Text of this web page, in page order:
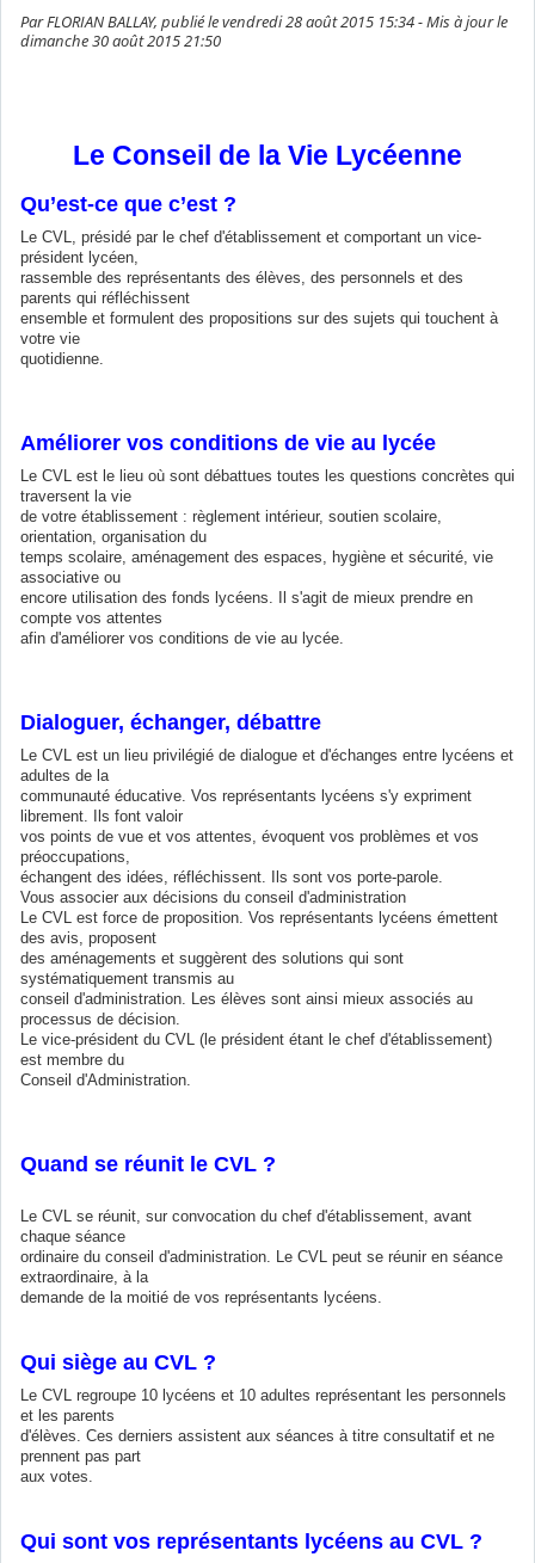
Par FLORIAN BALLAY, publié le vendredi 28 août 2015 15:34 - Mis à jour le
dimanche 30 août 2015 21:50
Le Conseil de la Vie Lycéenne
Qu’est-ce que c’est ?
Le CVL, présidé par le chef d'établissement et comportant un vice-
président lycéen,
rassemble des représentants des élèves, des personnels et des
parents qui réfléchissent
ensemble et formulent des propositions sur des sujets qui touchent à
votre vie
quotidienne.
Améliorer vos conditions de vie au lycée
Le CVL est le lieu où sont débattues toutes les questions concrètes qui
traversent la vie
de votre établissement : règlement intérieur, soutien scolaire,
orientation, organisation du
temps scolaire, aménagement des espaces, hygiène et sécurité, vie
associative ou
encore utilisation des fonds lycéens. Il s'agit de mieux prendre en
compte vos attentes
afin d'améliorer vos conditions de vie au lycée.
Dialoguer, échanger, débattre
Le CVL est un lieu privilégié de dialogue et d'échanges entre lycéens et
adultes de la
communauté éducative. Vos représentants lycéens s'y expriment
librement. Ils font valoir
vos points de vue et vos attentes, évoquent vos problèmes et vos
préoccupations,
échangent des idées, réfléchissent. Ils sont vos porte-parole.
Vous associer aux décisions du conseil d'administration
Le CVL est force de proposition. Vos représentants lycéens émettent
des avis, proposent
des aménagements et suggèrent des solutions qui sont
systématiquement transmis au
conseil d'administration. Les élèves sont ainsi mieux associés au
processus de décision.
Le vice-président du CVL (le président étant le chef d'établissement)
est membre du
Conseil d'Administration.
Quand se réunit le CVL ?
Le CVL se réunit, sur convocation du chef d'établissement, avant
chaque séance
ordinaire du conseil d'administration. Le CVL peut se réunir en séance
extraordinaire, à la
demande de la moitié de vos représentants lycéens.
Qui siège au CVL ?
Le CVL regroupe 10 lycéens et 10 adultes représentant les personnels
et les parents
d'élèves. Ces derniers assistent aux séances à titre consultatif et ne
prennent pas part
aux votes.
Qui sont vos représentants lycéens au CVL ?